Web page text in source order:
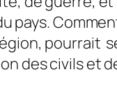
pays.
pourrait
des civils et